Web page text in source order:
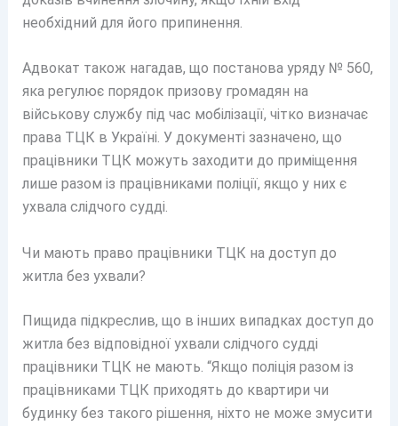
необхідний для його припинення.
Адвокат також нагадав, що постанова уряду № 560,
яка регулює порядок призову громадян на
військову службу під час мобілізації, чітко визначає
права ТЦК в Україні. У документі зазначено, що
працівники ТЦК можуть заходити до приміщення
лише разом із працівниками поліції, якщо у них є
ухвала слідчого судді.
Чи мають право працівники ТЦК на доступ до
житла без ухвали?
Пищида підкреслив, що в інших випадках доступ до
житла без відповідної ухвали слідчого судді
працівники ТЦК не мають. “Якщо поліція разом із
працівниками ТЦК приходять до квартири чи
будинку без такого рішення, ніхто не може змусити